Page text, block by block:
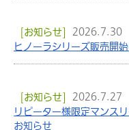
[お知らせ]
2026.7.30
ヒノーラシリーズ販売開
[お知らせ]
2026.7.27
リピーター様限定マンス
お知らせ